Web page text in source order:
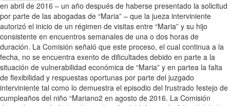
en abril de 2016 – un año después de haberse presentado la solicitud
por parte de las abogadas de “Maria” – que la jueza interviniente
autorizó el inicio de un régimen de visitas entre “Maria” y su hijo
consistente en encuentros semanales de una o dos horas de
duración. La Comisión señaló que este proceso, el cual continua a la
fecha, no se encuentra exento de dificultades debido en parte a la
situación de vulnerabilidad económica de “Maria” y en partea la falta
de flexibilidad y respuestas oportunas por parte del juzgado
interviniente tal como lo demuestra el episodio del frustrado festejo de
cumpleaños del niño “Mariano2 en agosto de 2016. La Comisión